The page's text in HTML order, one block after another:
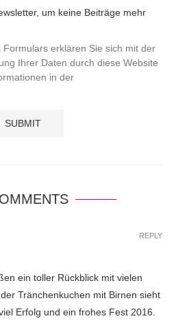
um keine Beiträge mehr
erklären Sie sich mit der
Ihrer Daten durch diese Website
in der
ein toller Rückblick mit vielen
Tränchenkuchen mit Birnen sieht
Erfolg und ein frohes Fest 2016.
REPLY